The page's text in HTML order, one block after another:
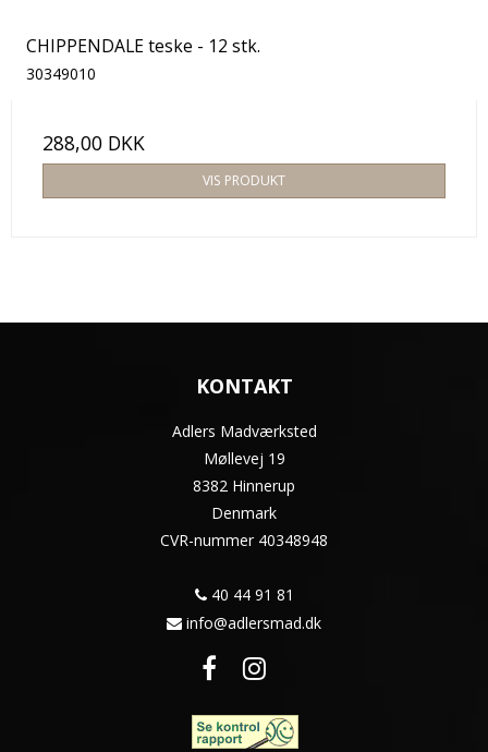
CHIPPENDALE teske - 12 stk.
30349010
288,00 DKK
VIS PRODUKT
KONTAKT
Adlers Madværksted
Møllevej 19
8382 Hinnerup
Denmark
CVR-nummer 40348948
40 44 91 81
info@adlersmad.dk